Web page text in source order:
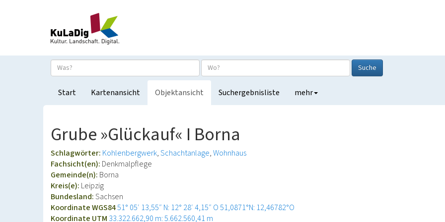
Suche
Start Kartenansicht Objektansicht Suchergebnisliste mehr
Grube »Glückauf« I Borna
Schlagwörter: Kohlenbergwerk Schachtanlage Wohnhaus
Fachsicht(en): Denkmalpflege
Gemeinde(n): Borna
Kreis(e): Leipzig
Bundesland:Sachsen
Koordinate WGS8451° 05′ 13,55″ N: 12° 28′ 4,15″ O51,0871°N: 12,46782°O
Koordinate UTM 33.322.662,90 m: 5.662.560,41 m